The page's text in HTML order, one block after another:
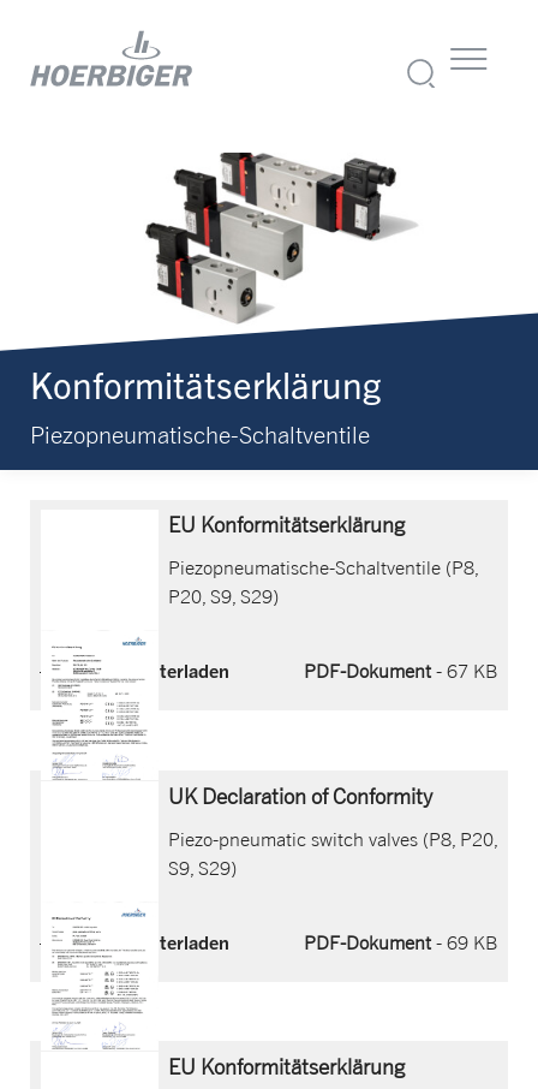
Konformitätserklärung
Piezopneumatische-Schaltventile
EU Konformitätserklärung
Piezopneumatische-Schaltventile (P8,
P20, S9, S29)
Jetzt herunterladen PDF-Dokument- 67 KB
UK Declaration of Conformity
Piezo-pneumatic switch valves (P8, P20,
S9, S29)
Jetzt herunterladen PDF-Dokument- 69 KB
EU Konformitätserklärung